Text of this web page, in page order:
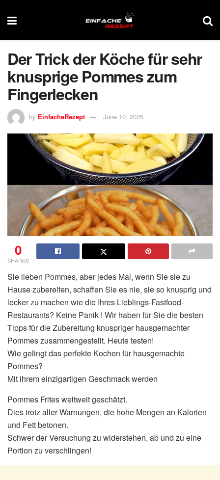
Der Trick der Köche für sehr
knusprige Pommes zum
Fingerlecken
by EinfacheRezept June 10, 2025
0
SHARES
Sie lieben Pommes, aber jedes Mal, wenn Sie sie zu
Hause zubereiten, schaffen Sie es nie, sie so knusprig und
lecker zu machen wie die Ihres Lieblings-Fastfood-
Restaurants? Keine Panik ! Wir haben für Sie die besten
Tipps für die Zubereitung knuspriger hausgemachter
Pommes zusammengestellt. Heute testen!
Wie gelingt das perfekte Kochen für hausgemachte
Pommes?
Mit ihrem einzigartigen Geschmack werden
Pommes Frites weltweit geschätzt.
Dies trotz aller Warnungen, die hohe Mengen an Kalorien
und Fett betonen.
Schwer der Versuchung zu widerstehen, ab und zu eine
Portion zu verschlingen!